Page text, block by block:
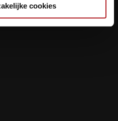
cookies